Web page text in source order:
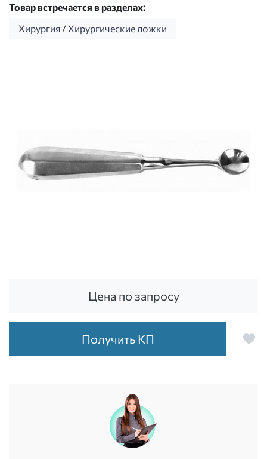
Товар встречается в разделах:
Хирургия /Хирургические ложки
Цена по запросу
Получить КП